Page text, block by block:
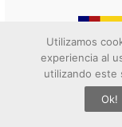
© 2026 Descubrir
Utilizamos
experiencia al
utilizando este
Ok!